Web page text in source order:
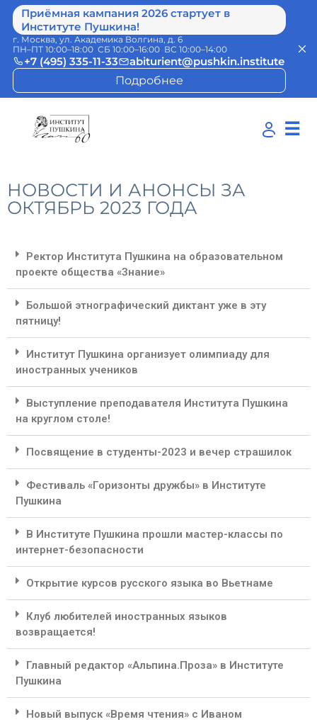
Приёмная кампания 2026 стартует в
Институте Пушкина!
г. Москва, ул. Академика Волгина, д. 6
ПН–ПТ 10:00–18:00 СБ 10:00–16:00 ВС 10:00–14:00
+7 (495) 335-11-33
abiturient@pushkin.institute
Подробнее
☰
НОВОСТИ И АНОНСЫ ЗА
ОКТЯБРЬ 2023 ГОДА
Ректор Института Пушкина на образовательном
проекте общества «Знание»
Большой этнографический диктант уже в эту
пятницу!
Институт Пушкина организует олимпиаду для
иностранных учеников
Выступление преподавателя Института Пушкина
на круглом столе!
Посвящение в студенты-2023 и вечер страшилок
Фестиваль «Горизонты дружбы» в Институте
Пушкина
В Институте Пушкина прошли мастер-классы по
интернет-безопасности
Открытие курсов русского языка во Вьетнаме
Клуб любителей иностранных языков
возвращается!
Главный редактор «Альпина.Проза» в Институте
Пушкина
Новый выпуск «Время чтения» с Иваном